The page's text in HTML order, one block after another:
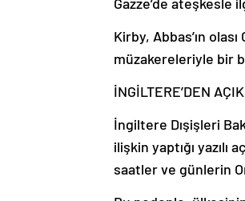
müzakereleriyle bir
ilişkin yaptığı
saatler ve günlerin